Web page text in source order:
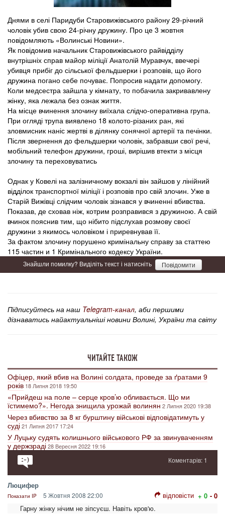
Днями в селі Паридуби Старовижівського району 29-річний
чоловік убив свою 24-річну дружину. Про це 3 жовтня
повідомляють «Волинські Новини».
Як повідомив начальник Старовижівського райвідділу
внутрішніх справ майор міліції Анатолій Муравчук, ввечері
убивця прибіг до сільської фельдшерки і розповів, що його
дружина погано себе почуває. Попросив надати допомогу.
Коли медсестра зайшла у кімнату, то побачила закривавлену
жінку, яка лежала без ознак життя.
На місце вчинення злочину виїхала слідчо-оперативна група.
При огляді трупа виявлено 18 колото-різаних ран, які
зловмисник наніс жертві в ділянку сонячної артерії та печінки.
Після звернення до фельдшерки чоловік, забравши свої речі,
мобільний телефон дружини, гроші, вирішив втекти з місця
злочину та переховуватись
Однак у Ковелі на залізничному вокзалі він зайшов у лінійний
відділок транспортної міліції і розповів про свій злочин. Уже в
Старій Вижівці слідчим чоловік зізнався у вчиненні вбивства.
Показав, де сховав ніж, котрим розправився з дружиною. А свій
вчинок пояснив тим, що нібито підслухав розмову своєї
дружини з якимось чоловіком і приревнував її.
За фактом злочину порушено кримінальну справу за статтею
115 частин и 1 Кримінального кодексу України.
Знайшли помилку? Виділіть текст і натисніть Повідомити
Підписуйтесь на наш Telegram-канал, аби першими
дізнаватись найактуальніші новини Волині, України та світу
ЧИТАЙТЕ ТАКОЖ
Офіцер, який вбив на Волині солдата, проведе за ґратами 9
років 18 Липня 2018 19:50
«Прийдеш на поле – серце кров’ю обливається. Що ми
їстимемо?». Негода знищила урожай волинян2 Липня 2020 19:38
Через вбивство за 8 кг бурштину військові відповідатимуть у
суді21 Липня 2017 17:24
У Луцьку судять колишнього військового РФ за звинуваченням
у держзраді28 Вересня 2022 19:16
Коментарів: 1
Люцифер
Показати IP 5 Жовтня 2008 22:00 відповісти + 0 - 0
Гарну жінку нічим не зіпсуєш. Навіть кров'ю.